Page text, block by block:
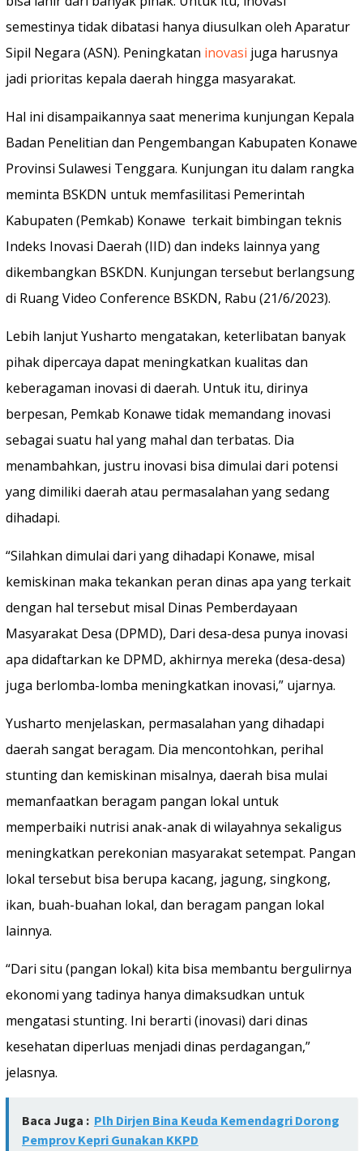
semestinya tidak dibatasi hanya diusulkan oleh Aparatur
Sipil Negara (ASN). Peningkatan inovasi juga harusnya
jadi prioritas kepala daerah hingga masyarakat.
Hal ini disampaikannya saat menerima kunjungan Kepala
Badan Penelitian dan Pengembangan Kabupaten Konawe
Provinsi Sulawesi Tenggara. Kunjungan itu dalam rangka
meminta BSKDN untuk memfasilitasi Pemerintah
Kabupaten (Pemkab) Konawe terkait bimbingan teknis
Indeks Inovasi Daerah (IID) dan indeks lainnya yang
dikembangkan BSKDN. Kunjungan tersebut berlangsung
di Ruang Video Conference BSKDN, Rabu (21/6/2023).
Lebih lanjut Yusharto mengatakan, keterlibatan banyak
pihak dipercaya dapat meningkatkan kualitas dan
keberagaman inovasi di daerah. Untuk itu, dirinya
berpesan, Pemkab Konawe tidak memandang inovasi
sebagai suatu hal yang mahal dan terbatas. Dia
menambahkan, justru inovasi bisa dimulai dari potensi
yang dimiliki daerah atau permasalahan yang sedang
dihadapi.
“Silahkan dimulai dari yang dihadapi Konawe, misal
kemiskinan maka tekankan peran dinas apa yang terkait
dengan hal tersebut misal Dinas Pemberdayaan
Masyarakat Desa (DPMD), Dari desa-desa punya inovasi
apa didaftarkan ke DPMD, akhirnya mereka (desa-desa)
juga berlomba-lomba meningkatkan inovasi,” ujarnya.
Yusharto menjelaskan, permasalahan yang dihadapi
daerah sangat beragam. Dia mencontohkan, perihal
stunting dan kemiskinan misalnya, daerah bisa mulai
memanfaatkan beragam pangan lokal untuk
memperbaiki nutrisi anak-anak di wilayahnya sekaligus
meningkatkan perekonian masyarakat setempat. Pangan
lokal tersebut bisa berupa kacang, jagung, singkong,
ikan, buah-buahan lokal, dan beragam pangan lokal
lainnya.
“Dari situ (pangan lokal) kita bisa membantu bergulirnya
ekonomi yang tadinya hanya dimaksudkan untuk
mengatasi stunting. Ini berarti (inovasi) dari dinas
kesehatan diperluas menjadi dinas perdagangan,”
jelasnya.
Baca Juga : Plh Dirjen Bina Keuda Kemendagri Dorong
Pemprov Kepri Gunakan KKPD